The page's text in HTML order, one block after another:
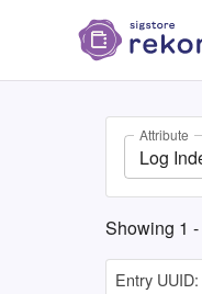
Attribute
Log
Showing 1 -
Entry UUID: